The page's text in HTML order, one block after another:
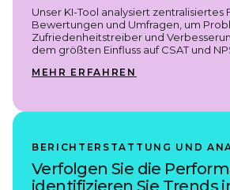
Unser KI-Tool analysiert zentralisiertes
Bewertungen und Umfragen, um
Zufriedenheitstreiber und
dem größten Einfluss auf CSAT und
MEHR ERFAHREN
BERICHTERSTATTUNG UND
Verfolgen Sie die